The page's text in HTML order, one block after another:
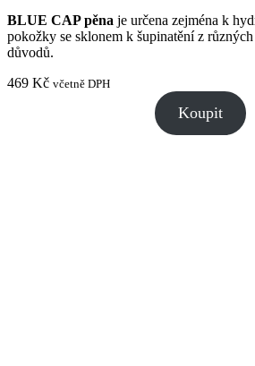
BLUE CAP pěna je určena zejména k
pokožky se sklonem k šupinatění z
důvodů.
469 Kč včetně DPH
Koupit